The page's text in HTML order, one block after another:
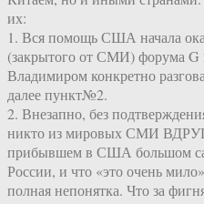
их:
1. Вся помощь США начала
(закрытого от СМИ) форума G
Владимиром конкретно
далее пункт№2.
2. Внезапно, без
никто из мировых СМИ ВДРУГ
прибывшем в США большом
России, и что «это очень
полная непонятка. Что за